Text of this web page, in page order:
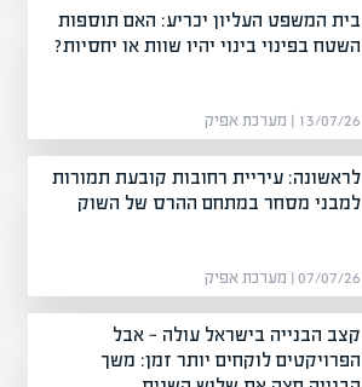
בית המשפט העליון יכריע: האם תוספות
השטח בפינוי בינוי יהיו שוות או יחסיות?
13/07/26 | מערכת אפיק
לראשונה: עיריית רחובות קובעת תמורות
למבני מסחר במתחם ההרס של השוק
07/07/26 | מערכת אפיק
קצב הבנייה בישראל עולה — אבל
הפרויקטים לוקחים יותר זמן: משך